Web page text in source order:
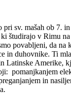
sv. mašah ob 7.
študirajo v Rimu
povabljeni, da na
in duhovnike. Ti
Latinske Amerike,
pomanjkanjem
in